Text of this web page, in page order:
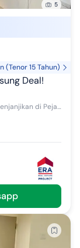
5
(Tenor 15 Tahun)
Deal!
Apartemen Dijual – Hunian Nyaman & Investasi Menjanjikan di Pejaten, Jakarta Selatan Kesempatan terbatas untuk Anda yang ingin memiliki aparteme...